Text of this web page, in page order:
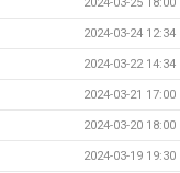
2024-03-25 18:00
2024-03-24 12:34
2024-03-22 14:34
2024-03-21 17:00
2024-03-20 18:00
2024-03-19 19:30